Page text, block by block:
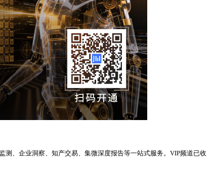
、企业洞察、知产交易、集微深度报告等一站式服务。VIP频道已收